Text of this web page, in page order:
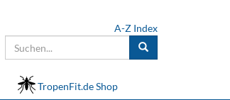
A-Z Index
TropenFit.de Shop